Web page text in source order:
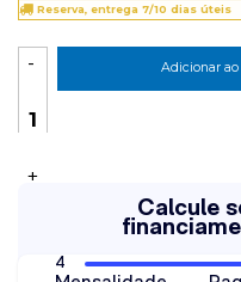
Reserva, entrega 7/10 dias úteis
-
+
Adicionar